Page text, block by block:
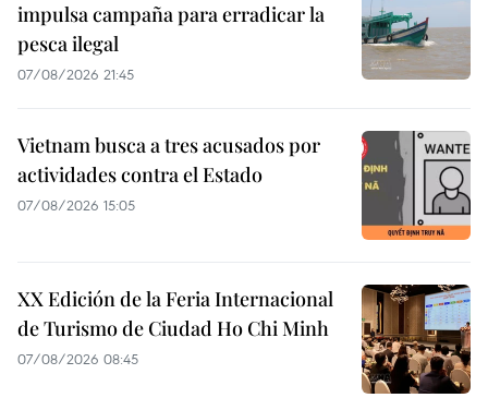
impulsa campaña para erradicar la
pesca ilegal
07/08/2026 21:45
Vietnam busca a tres acusados por
actividades contra el Estado
07/08/2026 15:05
XX Edición de la Feria Internacional
de Turismo de Ciudad Ho Chi Minh
07/08/2026 08:45